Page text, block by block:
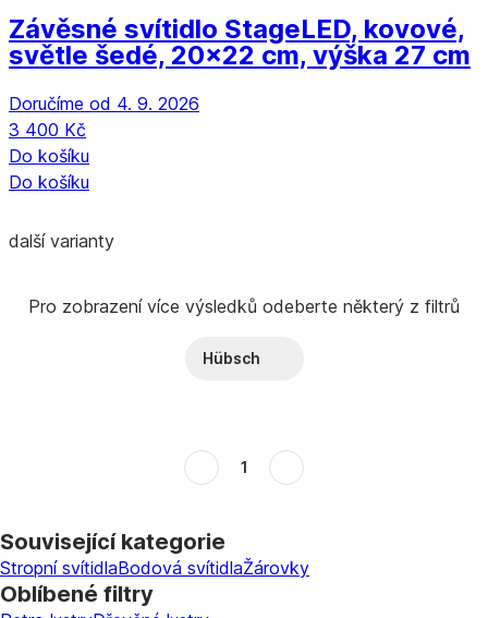
Závěsné svítidlo StageLED, kovové,
světle šedé, 20x22 cm, výška 27 cm
Doručíme od 4. 9. 2026
3 400 Kč
Do košíku
Do košíku
další varianty
Pro zobrazení více výsledků odeberte některý z filtrů
Hübsch
1
Související kategorie
Stropní svítidlaBodová svítidlaŽárovky
Oblíbené filtry